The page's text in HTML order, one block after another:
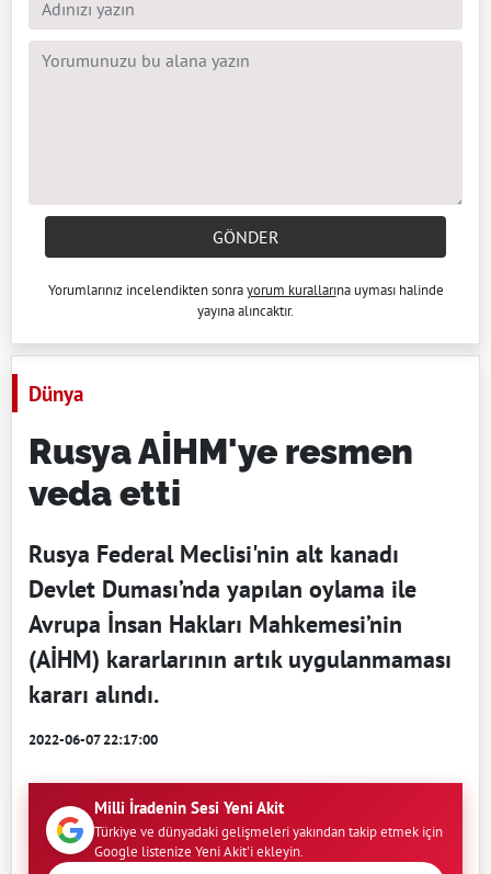
GÖNDER
Yorumlarınız incelendikten sonrayorum kurallarına uyması halinde
yayına alıncaktır.
Dünya
Rusya AİHM'ye resmen
veda etti
Rusya Federal Meclisi'nin alt kanadı
Devlet Duması’nda yapılan oylama ile
Avrupa İnsan Hakları Mahkemesi’nin
(AİHM) kararlarının artık uygulanmaması
kararı alındı.
2022-06-07 22:17:00
Milli İradenin Sesi Yeni Akit
Türkiye ve dünyadaki gelişmeleri yakından takip etmek için
Google listenize Yeni Akit'i ekleyin.